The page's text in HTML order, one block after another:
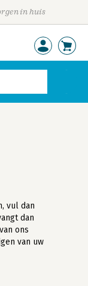
in huis
vul dan
dan
ons
van uw